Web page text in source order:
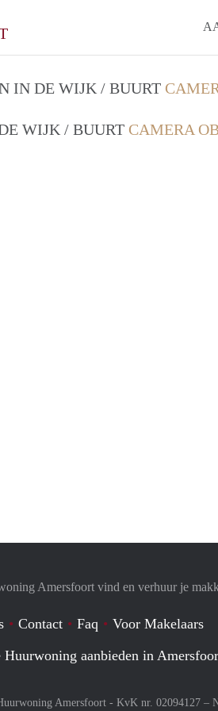
IN DE WIJK / BUURT
WIJK / BUURT CAMERA
Amersfoort vind en verhuur je
Contact Faq
Voor Makelaars
Huurwoning aanbieden in
Amersfoort - KvK nr. 02094127 –